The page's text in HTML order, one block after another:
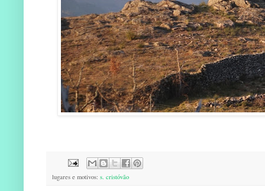
lugares e motivos: s. cristóvão